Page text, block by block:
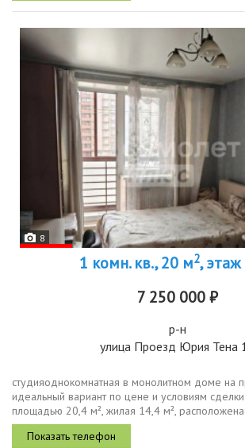
8
1 комн. кв., 20 м2,
7 250 000 ₽
р-н
улица Проезд Юрия Тена
студияоднокомнатная в монолитном доме на
идеальный вариант по цене и условиям
площадью 20,4 м², жилая 14,4 м²,
12этажного дома 2014 года постройки. тип
планировка...